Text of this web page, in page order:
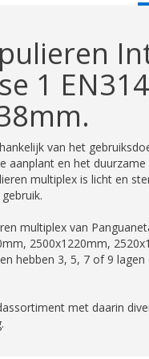
1
van het
aanplant en het
multiplex is licht en
multiplex van
2500x1220mm,
hebben 3, 5, 7 of 9
met daarin